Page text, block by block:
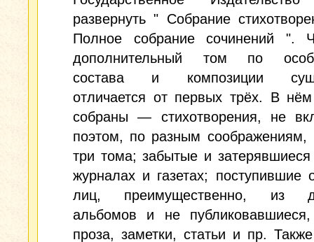
развернуть " Собрание
Полное собрание сочинений ".
дополнительный том по
состава и композиции
отличается от первых трёх. В
собраны — стихотворения, не
поэтом, по разным соображениям,
три тома; забытые и
журналах и газетах; поступившие
лиц, преимущественно, из
альбомов и не
проза, заметки, статьи и пр.